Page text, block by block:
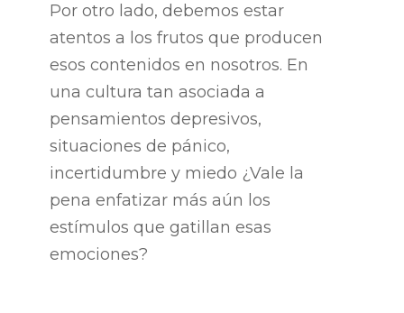
Por otro lado, debemos estar
atentos a los frutos que producen
esos contenidos en nosotros. En
una cultura tan asociada a
pensamientos depresivos,
situaciones de pánico,
incertidumbre y miedo ¿Vale la
pena enfatizar más aún los
estímulos que gatillan esas
emociones?